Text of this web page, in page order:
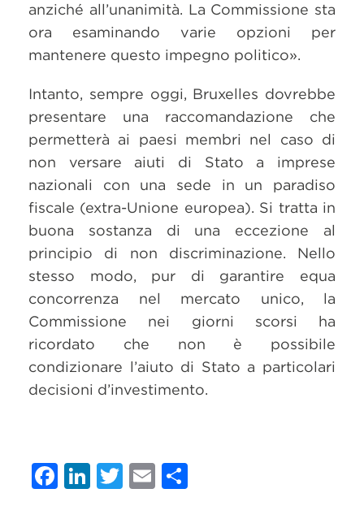
anziché all’unanimità. La Commissione sta
ora esaminando varie opzioni per
mantenere questo impegno politico».
Intanto, sempre oggi, Bruxelles dovrebbe
presentare una raccomandazione che
permetterà ai paesi membri nel caso di
non versare aiuti di Stato a imprese
nazionali con una sede in un paradiso
fiscale (extra-Unione europea). Si tratta in
buona sostanza di una eccezione al
principio di non discriminazione. Nello
stesso modo, pur di garantire equa
concorrenza nel mercato unico, la
Commissione nei giorni scorsi ha
ricordato che non è possibile
condizionare l’aiuto di Stato a particolari
decisioni d’investimento.
Facebook
LinkedIn
Twitter
Email